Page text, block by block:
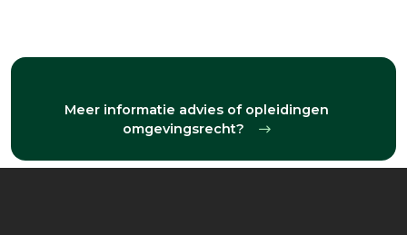
Meer informatie advies of opleidingen
omgevingsrecht?